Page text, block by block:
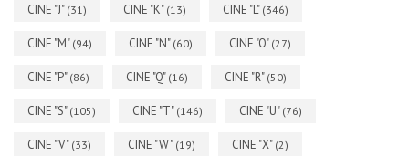
CINE "J" (31) CINE "K" (13) CINE "L" (346)
CINE "M" (94) CINE "N" (60) CINE "O" (27)
CINE "P" (86) CINE "Q" (16) CINE "R" (50)
CINE "S" (105) CINE "T" (146) CINE "U" (76)
CINE "V" (33) CINE "W" (19) CINE "X" (2)